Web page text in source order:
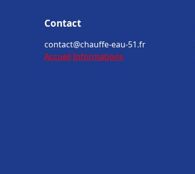
Contact
contact@chauffe-eau-51.fr
Accueil Informations